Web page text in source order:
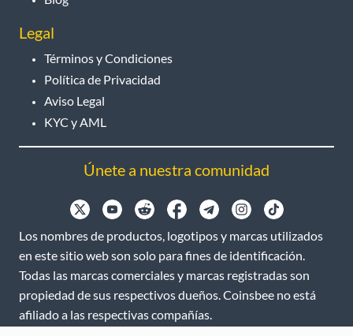
Legal
Términos y Condiciones
Política de Privacidad
Aviso Legal
KYC y AML
Únete a nuestra comunidad
Los nombres de productos, logotipos y marcas utilizados
en este sitio web son solo para fines de identificación.
Todas las marcas comerciales y marcas registradas son
propiedad de sus respectivos dueños. Coinsbee no está
afiliado a las respectivas compañías.